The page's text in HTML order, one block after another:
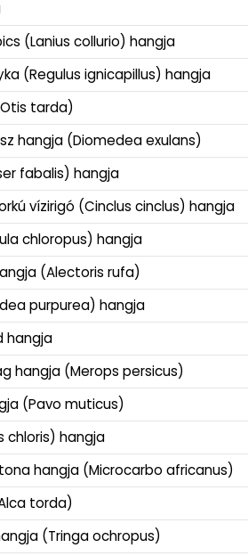
(Lanius collurio) hangja
(Regulus ignicapillus) hangja
tarda)
hangja (Diomedea exulans)
fabalis) hangja
vízirigó (Cinclus cinclus) hangja
chloropus) hangja
(Alectoris rufa)
purpurea) hangja
hangja
hangja (Merops persicus)
(Pavo muticus)
chloris) hangja
hangja (Microcarbo africanus)
torda)
(Tringa ochropus)